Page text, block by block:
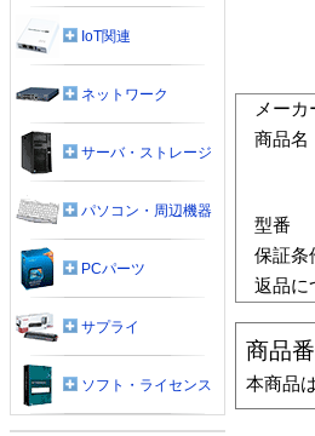
メーカ
商品名
型番
保証条
返品に
商品
本商品
IoT関連
ネットワーク
サーバ・ストレージ
パソコン・周辺機器
PCパーツ
サプライ
ソフト・ライセンス